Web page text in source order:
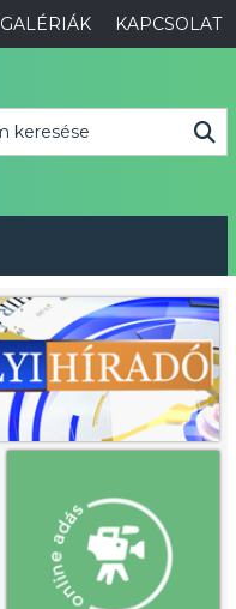
GALÉRIÁK KAPCSOLAT